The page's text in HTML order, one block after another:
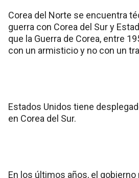
Corea del Norte se encuentra
guerra con Corea del Sur y
que la Guerra de Corea, entre
con un armisticio y no con un
Estados Unidos tiene
en Corea del Sur.
En los últimos años, el